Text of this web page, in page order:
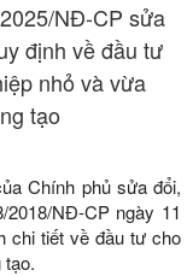
NĐ-CP sửa
định về đầu tư
nhỏ và vừa
tạo
Chính phủ sửa đổi,
NĐ-CP ngày 11
chi tiết về đầu tư cho